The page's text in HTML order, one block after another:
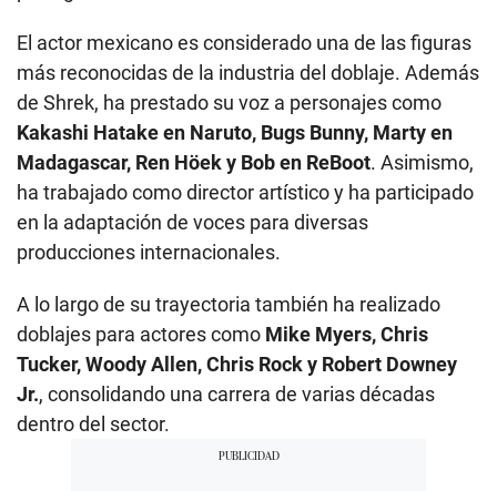
El actor mexicano es considerado una de las figuras
más reconocidas de la industria del doblaje. Además
de Shrek, ha prestado su voz a personajes como
Kakashi Hatake en Naruto, Bugs Bunny, Marty en
Madagascar, Ren Höek y Bob en ReBoot. Asimismo,
ha trabajado como director artístico y ha participado
en la adaptación de voces para diversas
producciones internacionales.
A lo largo de su trayectoria también ha realizado
doblajes para actores como Mike Myers, Chris
Tucker, Woody Allen, Chris Rock y Robert Downey
Jr., consolidando una carrera de varias décadas
dentro del sector.